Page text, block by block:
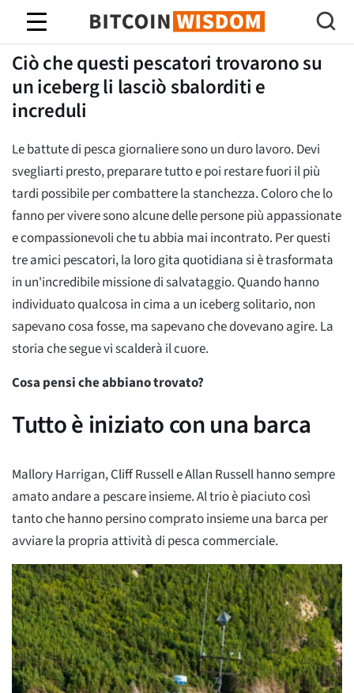
Saggezza Bitcoin
Ciò che questi pescatori trovarono su
un iceberg li lasciò sbalorditi e
increduli
Le battute di pesca giornaliere sono un duro lavoro. Devi
svegliarti presto, preparare tutto e poi restare fuori il più
tardi possibile per combattere la stanchezza. Coloro che lo
fanno per vivere sono alcune delle persone più appassionate
e compassionevoli che tu abbia mai incontrato. Per questi
tre amici pescatori, la loro gita quotidiana si è trasformata
in un'incredibile missione di salvataggio. Quando hanno
individuato qualcosa in cima a un iceberg solitario, non
sapevano cosa fosse, ma sapevano che dovevano agire. La
storia che segue vi scalderà il cuore.
Cosa pensi che abbiano trovato?
Tutto è iniziato con una barca
Mallory Harrigan, Cliff Russell e Allan Russell hanno sempre
amato andare a pescare insieme. Al trio è piaciuto così
tanto che hanno persino comprato insieme una barca per
avviare la propria attività di pesca commerciale.